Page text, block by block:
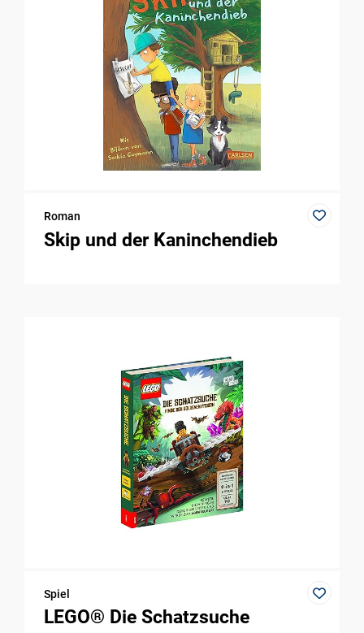
Roman
Skip und der Kaninchendieb
Spiel
LEGO® Die Schatzsuche